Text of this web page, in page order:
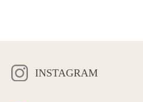
INSTAGRAM